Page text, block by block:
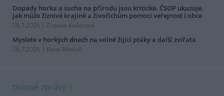
Dopady horka a sucha na přírodu jsou kritické. ČSOP ukazuje,
jak může žíznivé krajině a živočichům pomoci veřejnost i obce
29.7.2026 | Zuzana Kučerová
Myslete v horkých dnech na volně žijící ptáky a další zvířata
28.7.2026 | Karel Makoň
tiskové zprávy